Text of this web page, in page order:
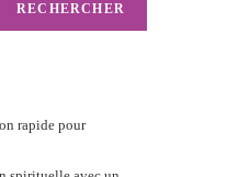
RECHERCHER
rapide pour